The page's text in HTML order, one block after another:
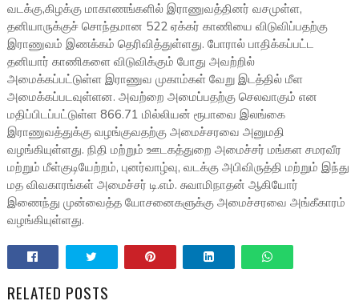
வடக்கு,கிழக்கு மாகாணங்களில் இராணுவத்தினர் வசமுள்ள,
தனியாருக்குச் சொந்தமான 522 ஏக்கர் காணியை விடுவிப்பதற்கு
இராணுவம் இணக்கம் தெரிவித்துள்ளது. போரால் பாதிக்கப்பட்ட
தனியார் காணிகளை விடுவிக்கும் போது அவற்றில்
அமைக்கப்பட்டுள்ள இராணுவ முகாம்கள் வேறு இடத்தில் மீள
அமைக்கப்படவுள்ளன. அவற்றை அமைப்பதற்கு செலவாகும் என
மதிப்பிடப்பட்டுள்ள 866.71 மில்லியன் ரூபாவை இலங்கை
இராணுவத்துக்கு வழங்குவதற்கு அமைச்சரவை அனுமதி
வழங்கியுள்ளது. நிதி மற்றும் ஊடகத்துறை அமைச்சர் மங்கள சமரவீர
மற்றும் மீள்குடியேற்றம், புனர்வாழ்வு, வடக்கு அபிவிருத்தி மற்றும் இந்து
மத விவகாரங்கள் அமைச்சர் டி.எம். சுவாமிநாதன் ஆகியோர்
இணைந்து முன்வைத்த யோசனைகளுக்கு அமைச்சரவை அங்கீகாரம்
வழங்கியுள்ளது.
RELATED POSTS